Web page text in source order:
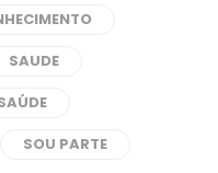
SAUDE
SOU PARTE